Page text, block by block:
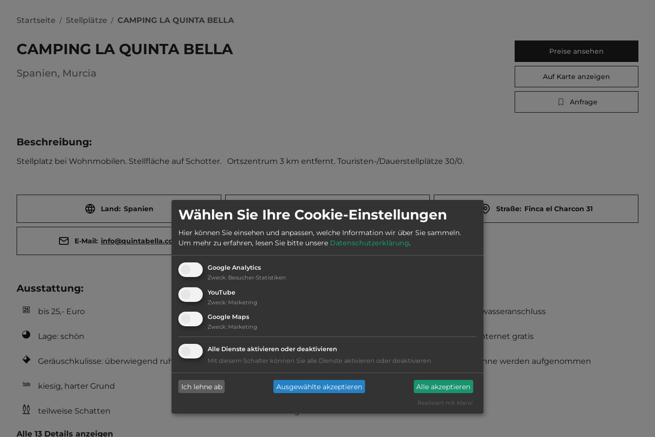
Startseite / Stellplätze / CAMPING LA QUINTA BELLA
CAMPING LA QUINTA BELLA
Spanien, Murcia
Preise ansehen
Auf Karte anzeigen
Anfrage
Beschreibung:
Stellplatz bei Wohnmobilen. Stellfläche auf Schotter.   Ortszentrum 3 km entfernt. Touristen-/Dauerstellplätze 30/0.
Land: Spanien Stadt: 30889 Águilas Straße: Finca el Charcon 31
E-Mail: info@quintabella.com Öffnungszeiten: Ganzjährig geöffnet
Ausstattung:
bis 25,- Euro
Lage: schön
Geräuschkulisse: überwiegend ruhig
kiesig, harter Grund
teilweise Schatten
WC
Waschbecken mit Warmwasser
Duschkabinen mit Warmwasser
Frischwasseranschluss
Funkinternet gratis
Gespanne werden aufgenommen
Alle 13 Details anzeigen
Wählen Sie Ihre Cookie-Einstellungen
Hier können Sie einsehen und anpassen, welche Information wir über Sie sammeln.
Um mehr zu erfahren, lesen Sie bitte unsere Datenschutzerklärung.
Google Analytics
Zweck: Besucher-Statistiken
YouTube
Zweck: Marketing
Google Maps
Zweck: Marketing
Alle Dienste aktivieren oder deaktivieren
Mit diesem Schalter können Sie alle Dienste aktivieren oder deaktivieren.
Ich lehne ab Ausgewählte akzeptieren Alle akzeptieren
Realisiert mit Klaro!